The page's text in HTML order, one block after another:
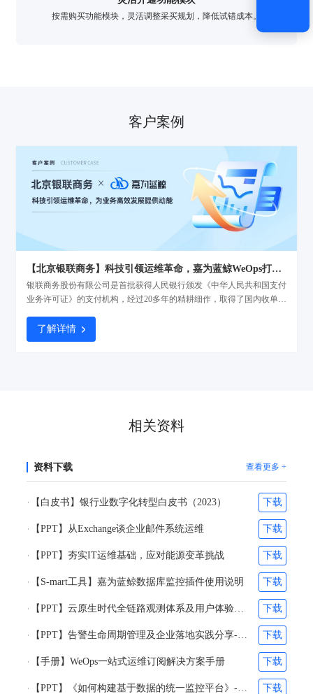
按需购买功能模块，灵活调整采买规划，降低试错成本。
客户案例
【北京银联商务】科技引领运维革命，嘉为蓝鲸WeOps打造运维新底座
银联商务股份有限公司是首批获得人民银行颁发《中华人民共和国支付
业务许可证》的支付机构，经过20多年的精耕细作，取得了国内收单机
为银联商务子公司的北京银联商务有限公司（以下简称“北京银联商
务”）正加快推进各项数字基础设施建设，不断夯实“科技银商”基座，
了解详情
相关资料
资料下载 查看更多 +
【白皮书】银行业数字化转型白皮书（2023） 下载
【PPT】从Exchange谈企业邮件系统运维 下载
【PPT】夯实IT运维基础，应对能源变革挑战 下载
【S-mart工具】嘉为蓝鲸数据库监控插件使用说明 下载
【PPT】云原生时代全链路观测体系及用户体验优化体系的构建-刘阎&林超凡 下载
【PPT】告警生命周期管理及企业落地实践分享-张之得&吴维柯 下载
【手册】WeOps一站式运维订阅解决方案手册 下载
【PPT】《如何构建基于数据的统一监控平台》-苏文 下载